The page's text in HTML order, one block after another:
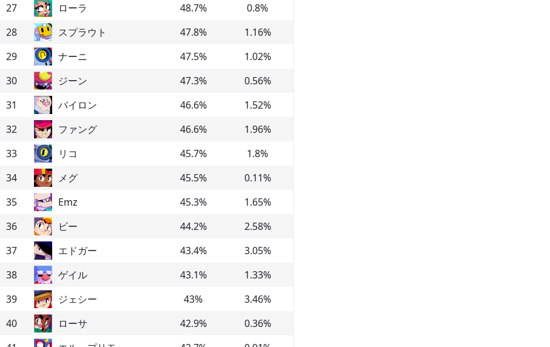
27
ローラ 48.7% 0.8%
28
スプラウト 47.8% 1.16%
29
ナーニ 47.5% 1.02%
30
ジーン 47.3% 0.56%
31
バイロン 46.6% 1.52%
32
ファング 46.6% 1.96%
33
リコ 45.7% 1.8%
34
メグ 45.5% 0.11%
35
Emz 45.3% 1.65%
36
ビー 44.2% 2.58%
37
エドガー 43.4% 3.05%
38
ゲイル 43.1% 1.33%
39
ジェシー 43% 3.46%
40
ローサ 42.9% 0.36%